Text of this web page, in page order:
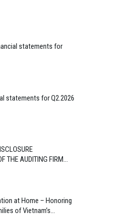
statements for
statements for Q2.2026
THE AUDITING FIRM
STATEMENTS
at Home – Honoring
of Vietnam’s